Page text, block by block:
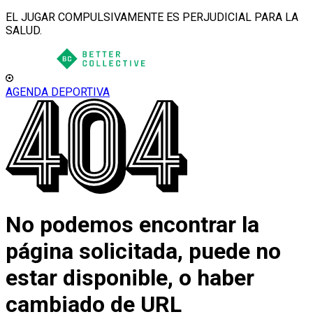
EL JUGAR COMPULSIVAMENTE ES PERJUDICIAL PARA LA
SALUD.
AGENDA DEPORTIVA
No podemos encontrar la
página solicitada, puede no
estar disponible, o haber
cambiado de URL